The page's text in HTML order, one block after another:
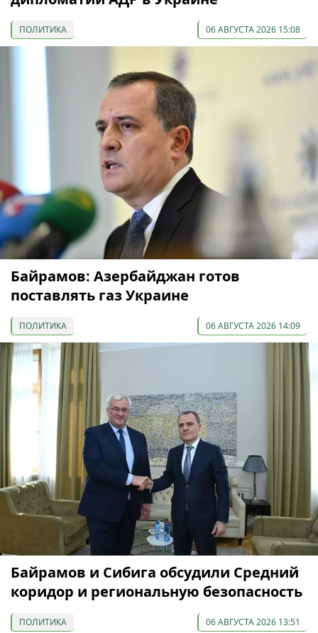
ПОЛИТИКА 06 АВГУСТА 2026 15:08
Байрамов: Азербайджан готов
поставлять газ Украине
ПОЛИТИКА 06 АВГУСТА 2026 14:09
Байрамов и Сибига обсудили Средний
коридор и региональную безопасность
ПОЛИТИКА 06 АВГУСТА 2026 13:51